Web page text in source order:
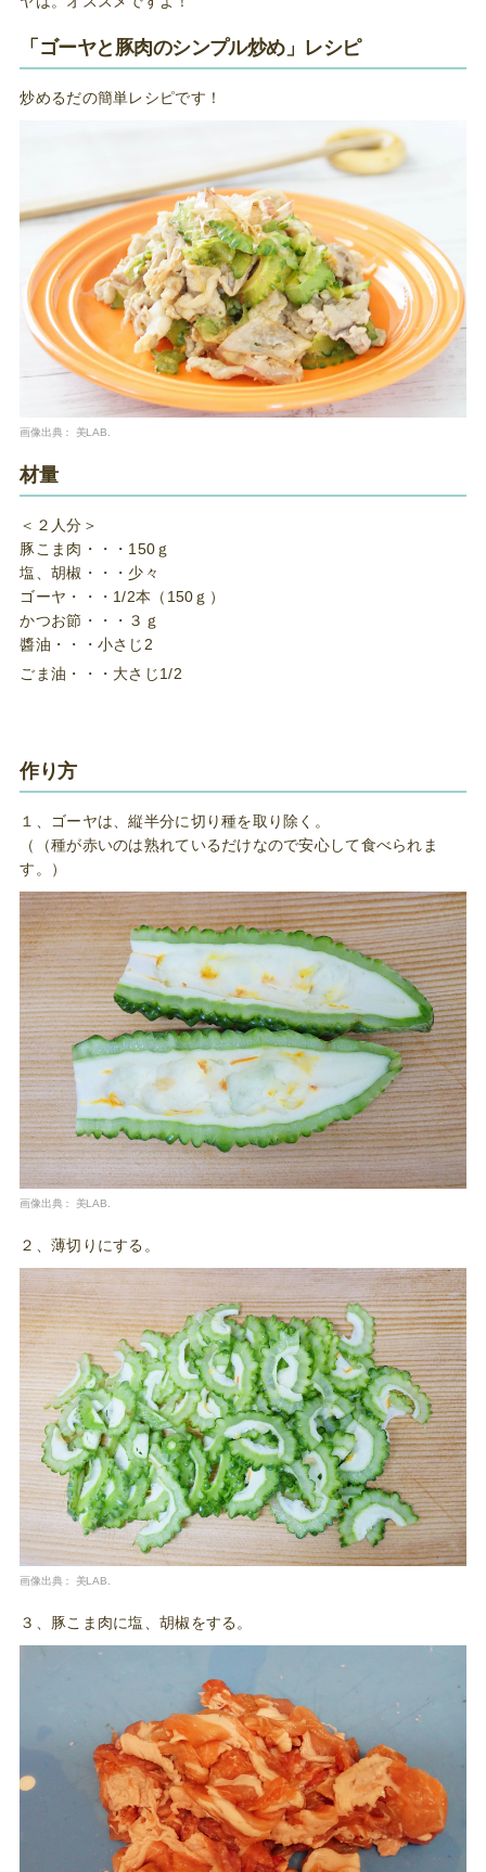
「ゴーヤと豚肉のシンプル炒め」レシピ
炒めるだの簡単レシピです！
画像出典： 美LAB.
材量
＜２人分＞
豚こま肉・・・150ｇ
塩、胡椒・・・少々
ゴーヤ・・・1/2本（150ｇ）
かつお節・・・３ｇ
醬油・・・小さじ2
ごま油・・・大さじ1/2
作り方
１、ゴーヤは、縦半分に切り種を取り除く。
（（種が赤いのは熟れているだけなので安心して食べられま
す。）
画像出典： 美LAB.
２、薄切りにする。
画像出典： 美LAB.
３、豚こま肉に塩、胡椒をする。